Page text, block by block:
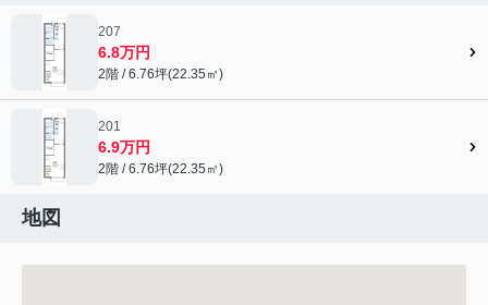
207
6.8万円
2階 / 6.76坪(22.35㎡)
201
6.9万円
2階 / 6.76坪(22.35㎡)
地図